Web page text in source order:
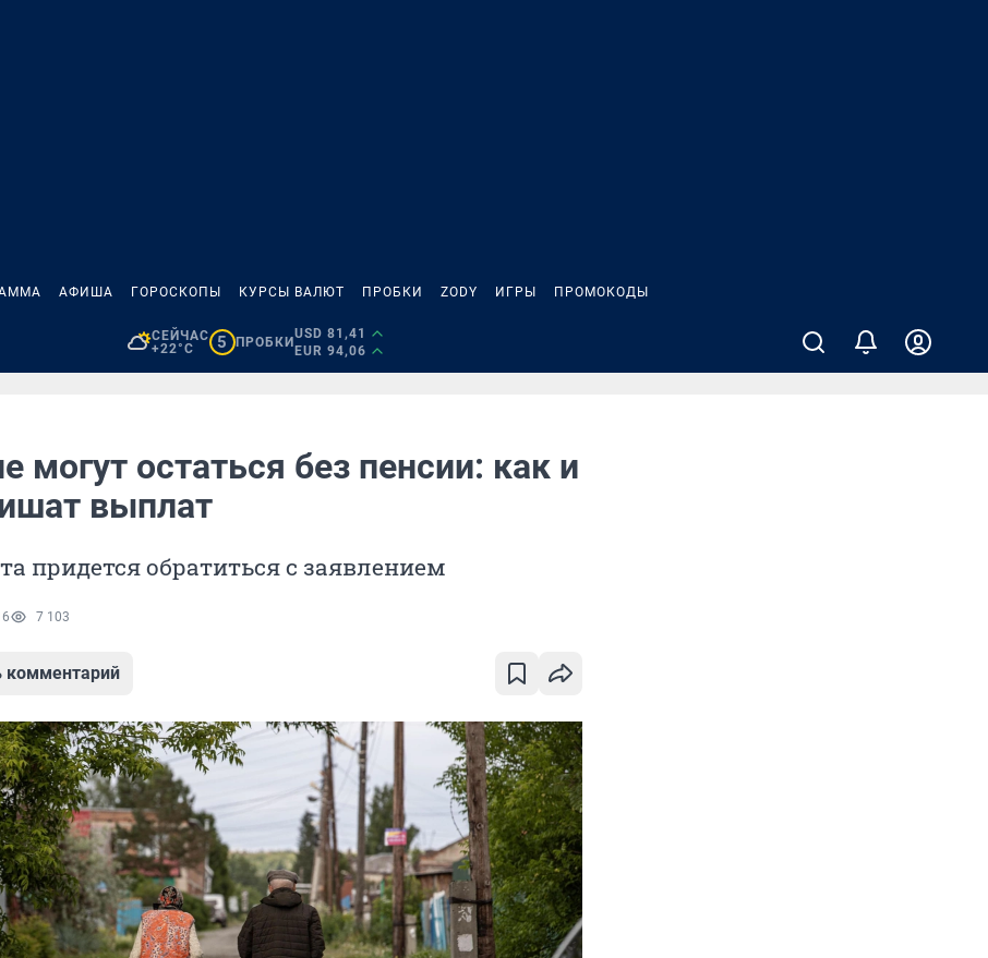
АФИША ГОРОСКОПЫ КУРСЫ ВАЛЮТ ПРОБКИ ZODY ИГРЫ ПРОМОКОДЫ
СЕЙЧАС
+22°C
5 ПРОБКИ
USD 81,41
EUR 94,06
могут остаться без пенсии: как и
выплат
придется обратиться с заявлением
7 103
комментарий